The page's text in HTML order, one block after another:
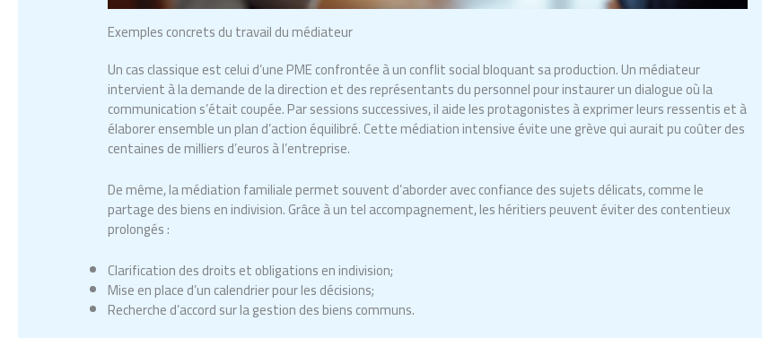
Exemples concrets du travail du médiateur
Un cas classique est celui d’une PME confrontée à un conflit social bloquant sa production. Un médiateur
intervient à la demande de la direction et des représentants du personnel pour instaurer un dialogue où la
communication s’était coupée. Par sessions successives, il aide les protagonistes à exprimer leurs ressentis et à
élaborer ensemble un plan d’action équilibré. Cette médiation intensive évite une grève qui aurait pu coûter des
centaines de milliers d’euros à l’entreprise.
De même, la médiation familiale permet souvent d’aborder avec confiance des sujets délicats, comme le
partage des biens en indivision. Grâce à un tel accompagnement, les héritiers peuvent éviter des contentieux
prolongés :
Clarification des droits et obligations en indivision;
Mise en place d’un calendrier pour les décisions;
Recherche d’accord sur la gestion des biens communs.